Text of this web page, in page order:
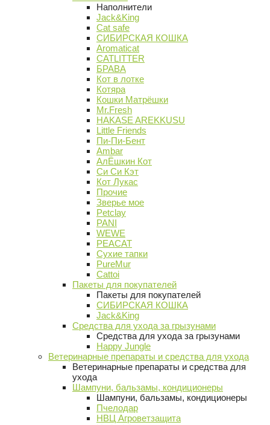
Наполнители
Jack&King
Cat safe
СИБИРСКАЯ КОШКА
Aromaticat
CATLITTER
БРАВА
Кот в лотке
Котяра
Кошки Матрёшки
Mr.Fresh
HAKASE AREKKUSU
Little Friends
Пи-Пи-Бент
Ambar
АлЁшкин Кот
Си Си Кэт
Кот Лукас
Прочие
Зверье мое
Petclay
PANI
WEWE
PEACAT
Сухие тапки
PureMur
Cattoi
Пакеты для покупателей
Пакеты для покупателей
СИБИРСКАЯ КОШКА
Jack&King
Средства для ухода за грызунами
Средства для ухода за грызунами
Happy Jungle
Ветеринарные препараты и средства для ухода
Ветеринарные препараты и средства для
ухода
Шампуни, бальзамы, кондиционеры
Шампуни, бальзамы, кондиционеры
Пчелодар
НВЦ Агроветзащита